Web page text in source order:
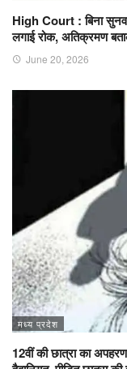
High Court : बिना
लगाई रोक, अतिक्रमण
June 20, 2026
मध्य प्रदेश
12वीं की छात्रा का